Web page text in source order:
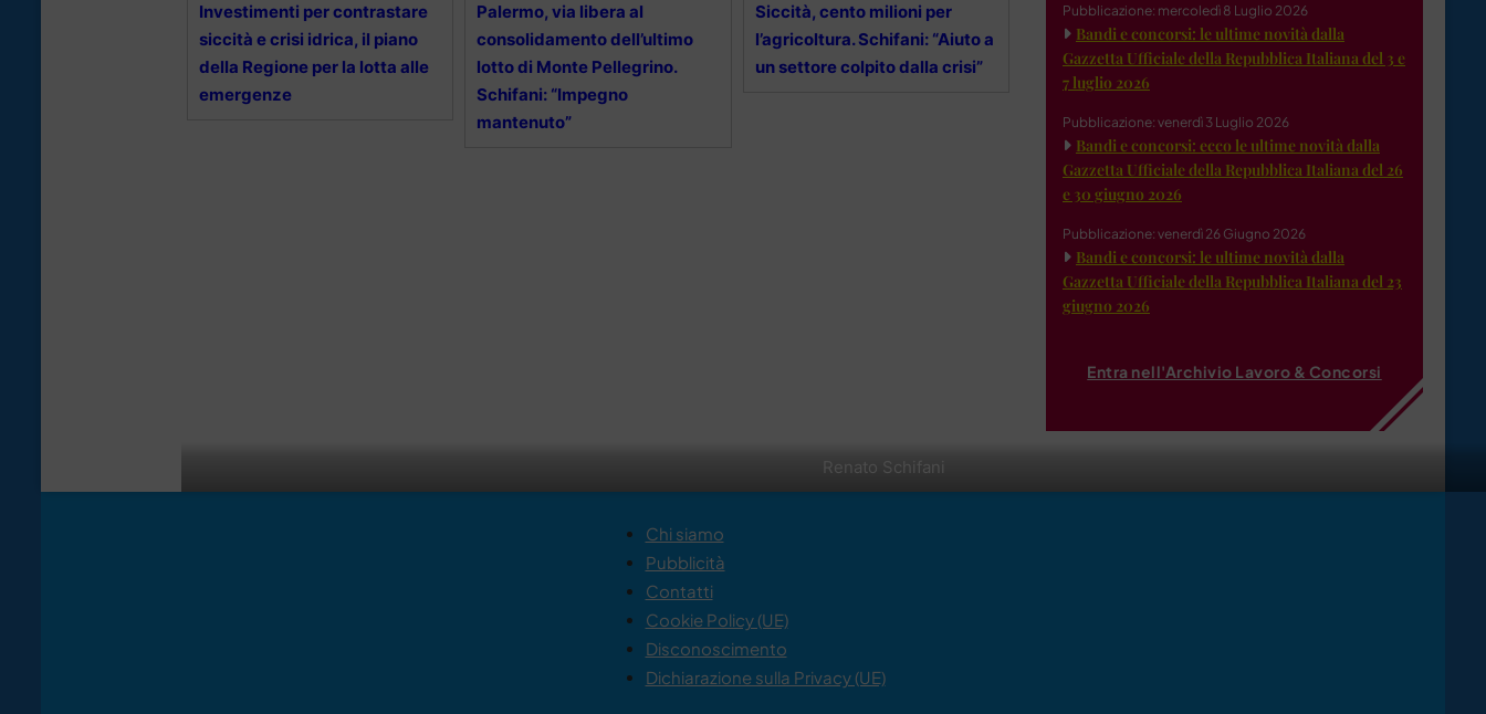
Renato Schifani
Investimenti per contrastare
siccità e crisi idrica, il piano
della Regione per la lotta alle
emergenze
Palermo, via libera al
consolidamento dell’ultimo
lotto di Monte Pellegrino.
Schifani: “Impegno
mantenuto”
Siccità, cento milioni per
l’agricoltura. Schifani: “Aiuto a
un settore colpito dalla crisi”
Pubblicazione: mercoledì 8 Luglio 2026
Bandi e concorsi: le ultime novità dalla
Gazzetta Ufficiale della Repubblica Italiana del 3 e
7 luglio 2026
Pubblicazione: venerdì 3 Luglio 2026
Bandi e concorsi: ecco le ultime novità dalla
Gazzetta Ufficiale della Repubblica Italiana del 26
e 30 giugno 2026
Pubblicazione: venerdì 26 Giugno 2026
Bandi e concorsi: le ultime novità dalla
Gazzetta Ufficiale della Repubblica Italiana del 23
giugno 2026
Entra nell'Archivio Lavoro & Concorsi
Chi siamo
Pubblicità
Contatti
Cookie Policy (UE)
Disconoscimento
Dichiarazione sulla Privacy (UE)